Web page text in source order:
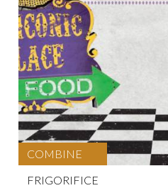
COMBINE
FRIGORIFICE